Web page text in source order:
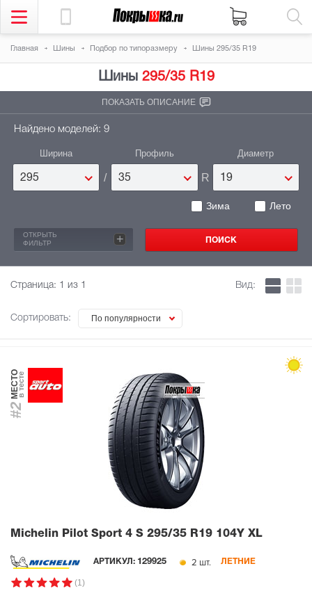
Главная Шины Подбор по типоразмеру Шины 295/35 R19
Шины 295/35 R19
ПОКАЗАТЬ ОПИСАНИЕ
Найдено моделей: 9
Ширина
295 /
Профиль
35 R
Диаметр
19
Зима Лето
ОТКРЫТЬ
ФИЛЬТР
+
Страница: 1 из 1
Сортировать: По популярности
Вид:
#2
МЕСТОв тесте
Michelin Pilot Sport 4 S 295/35 R19 104Y XL
АРТИКУЛ: 129925 2 шт. ЛЕТНИЕ
(1)